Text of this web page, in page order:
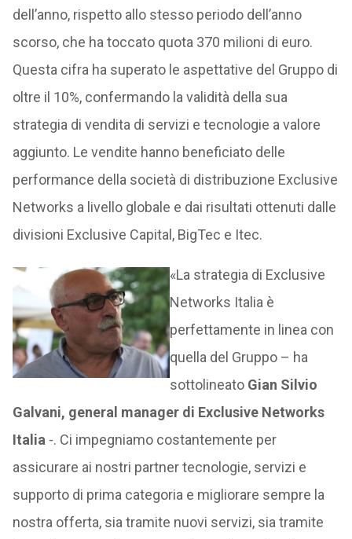
dell’anno, rispetto allo stesso periodo dell’anno
scorso, che ha toccato quota 370 milioni di euro.
Questa cifra ha superato le aspettative del Gruppo di
oltre il 10%, confermando la validità della sua
strategia di vendita di servizi e tecnologie a valore
aggiunto. Le vendite hanno beneficiato delle
performance della società di distribuzione Exclusive
Networks a livello globale e dai risultati ottenuti dalle
divisioni Exclusive Capital, BigTec e Itec.
«La strategia di Exclusive
Networks Italia è
perfettamente in linea con
quella del Gruppo – ha
sottolineatoGian Silvio
Galvani, general manager di Exclusive Networks
Italia -. Ci impegniamo costantemente per
assicurare ai nostri partner tecnologie, servizi e
supporto di prima categoria e migliorare sempre la
nostra offerta, sia tramite nuovi servizi, sia tramite